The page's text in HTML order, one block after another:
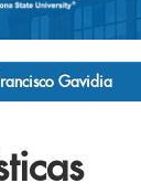
Gavidia